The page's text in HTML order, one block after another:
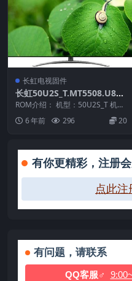
长虹电视固件
长虹50U2S_T.MT5508.U801
_V500DK2-QS1_4GB_20151
104_205127直接安装APK原
厂刷机固件下载
ROM介绍： 机型：50U2S_T 机
芯：MT5508 固件版本：50U2S_
T... 6 年前 296 20
有你更精彩，注册
点此注
有问题，请联系
QQ客服♂